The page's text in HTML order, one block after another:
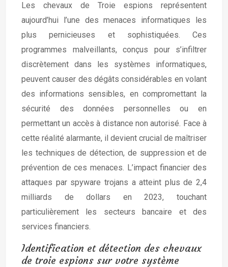
Les chevaux de Troie espions représentent
aujourd’hui l’une des menaces informatiques les
plus pernicieuses et sophistiquées. Ces
programmes malveillants, conçus pour s’infiltrer
discrètement dans les systèmes informatiques,
peuvent causer des dégâts considérables en volant
des informations sensibles, en compromettant la
sécurité des données personnelles ou en
permettant un accès à distance non autorisé. Face à
cette réalité alarmante, il devient crucial de maîtriser
les techniques de détection, de suppression et de
prévention de ces menaces. L’impact financier des
attaques par spyware trojans a atteint plus de 2,4
milliards de dollars en 2023, touchant
particulièrement les secteurs bancaire et des
services financiers.
Identification et détection des chevaux
de troie espions sur votre système